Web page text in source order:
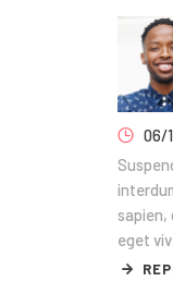
06/
sapien,
eget